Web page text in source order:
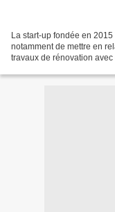
La start-up fondée en
notamment de mettre en
travaux de rénovation